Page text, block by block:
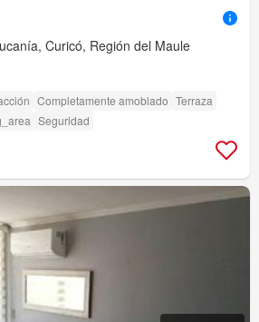
Curicó, Región del Maule
Completamente amoblado Terraza
Seguridad